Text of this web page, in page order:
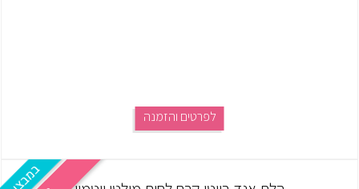
לפרטים והזמנה